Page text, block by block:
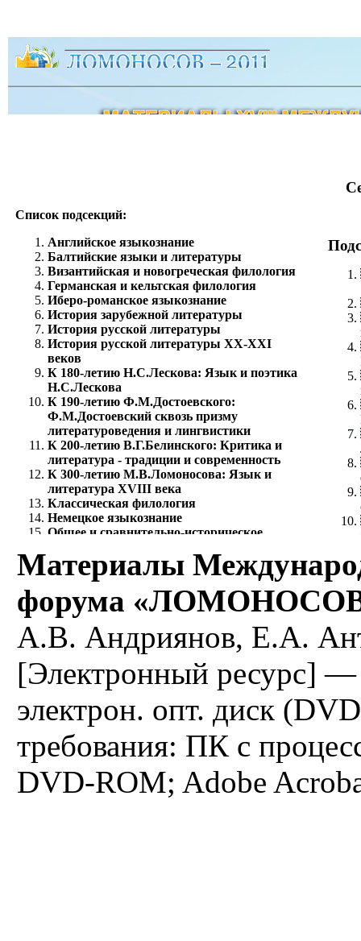
Список подсекций:
Английское языкознание
Балтийские языки и литературы
Византийская и новогреческая филология
Германская и кельтская филология
Иберо-романское языкознание
История зарубежной литературы
История русской литературы
История русской литературы ХХ-XXI
веков
К 180-летию Н.С.Лескова: Язык и поэтика
Н.С.Лескова
К 190-летию Ф.М.Достоевского:
Ф.М.Достоевский сквозь призму
литературоведения и лингвистики
К 200-летию В.Г.Белинского: Критика и
литература - традиции и современность
К 300-летию М.В.Ломоносова: Язык и
литература XVIII века
Классическая филология
Немецкое языкознание
Общее и сравнительно-историческое
Риторика
Романское языкознание
Русский как иностранный
Русский язык
Русское устное народное творчество
Славянская филология
Теоретическая и прикладная лингвистика
Теория дискурса и коммуникации
Теория литературы
Филологическое исследование переводов
текста
Финно-угорское языкознание
Французское языкознание
Материалы
форума
А.В. Андриянов, Е.А.
[Электронный
электрон. опт. диск
требования: ПК с
DVD-ROM; Adobe